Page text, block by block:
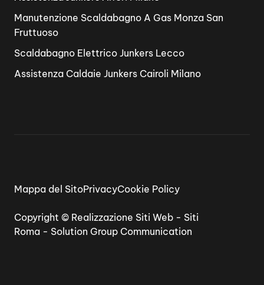
Manutenzione Scaldabagno A Gas Monza San
Fruttuoso
Scaldabagno Elettrico Junkers Lecco
Assistenza Caldaie Junkers Cairoli Milano
Copyright © Realizzazione Siti Web - Siti
Roma - Solution Group Communication
Mappa del SitoPrivacyCookie Policy